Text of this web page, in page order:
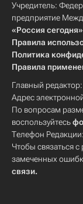
Учредитель:
предприятие
«Россия сегодня»
Правила
Политика
Правила
Главный редактор:
Адрес
По вопросам
воспользуйтесь
Телефон Редакции:
Чтобы связаться
замеченных
связи.